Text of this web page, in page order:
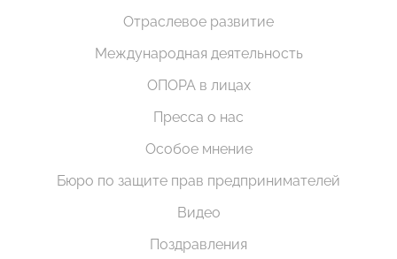
Отраслевое развитие
Международная деятельность
ОПОРА в лицах
Пресса о нас
Особое мнение
Бюро по защите прав предпринимателей
Видео
Поздравления